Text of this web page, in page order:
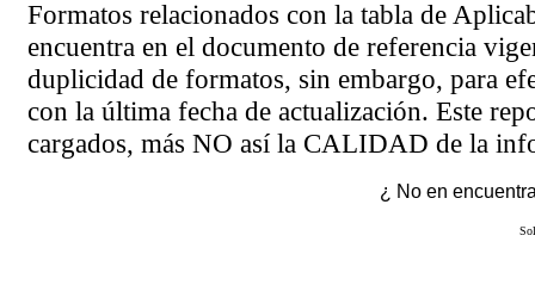
Formatos relacionados con la tabla de
encuentra en el documento de referencia
duplicidad de formatos, sin embargo, para
con la última fecha de actualización. Este
cargados, más NO así la CALIDAD de la
¿ No en